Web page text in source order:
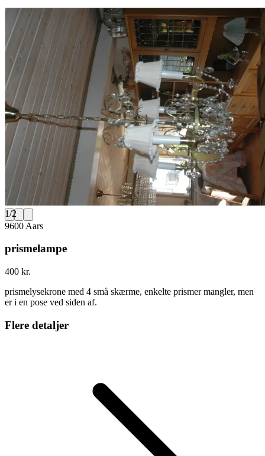
1/2
9600 Aars
prismelampe
400 kr.
prismelysekrone med 4 små skærme, enkelte prismer mangler, men
er i en pose ved siden af.
Flere detaljer